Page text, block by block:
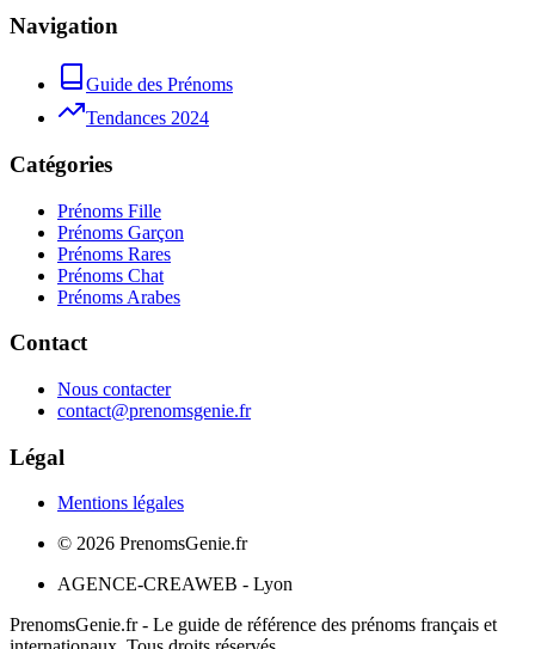
Navigation
Guide des Prénoms
Tendances 2024
Catégories
Prénoms Fille
Prénoms Garçon
Prénoms Rares
Prénoms Chat
Prénoms Arabes
Contact
Nous contacter
contact@prenomsgenie.fr
Légal
Mentions légales
© 2026 PrenomsGenie.fr
AGENCE-CREAWEB - Lyon
PrenomsGenie.fr - Le guide de référence des prénoms français et